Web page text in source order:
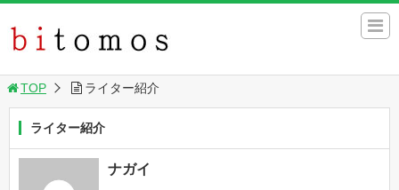
TOP ライター紹介
ライター紹介
ナガイ